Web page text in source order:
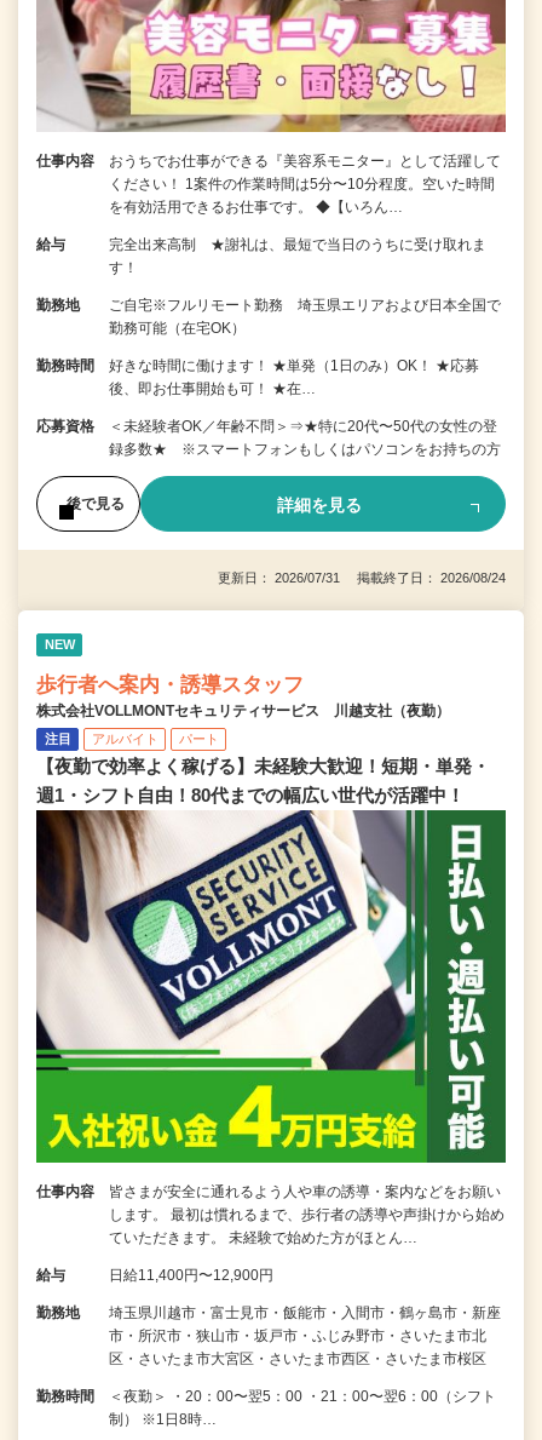
仕事内容
おうちでお仕事ができる『美容系モニター』として活躍して
ください！ 1案件の作業時間は5分〜10分程度。空いた時間
を有効活用できるお仕事です。 ◆【いろん…
給与
完全出来高制 ★謝礼は、最短で当日のうちに受け取れま
す！
勤務地
ご自宅※フルリモート勤務 埼玉県エリアおよび日本全国で
勤務可能（在宅OK）
勤務時間
好きな時間に働けます！ ★単発（1日のみ）OK！ ★応募
後、即お仕事開始も可！ ★在…
応募資格
＜未経験者OK／年齢不問＞⇒★特に20代〜50代の女性の登
録多数★ ※スマートフォンもしくはパソコンをお持ちの方
後で見る 詳細を見る
更新日： 2026/07/31 掲載終了日： 2026/08/24
NEW
歩行者へ案内・誘導スタッフ
株式会社VOLLMONTセキュリティサービス 川越支社（夜勤）
注目 アルバイト パート
【夜勤で効率よく稼げる】未経験大歓迎！短期・単発・
週1・シフト自由！80代までの幅広い世代が活躍中！
仕事内容
皆さまが安全に通れるよう人や車の誘導・案内などをお願い
します。 最初は慣れるまで、歩行者の誘導や声掛けから始め
ていただきます。 未経験で始めた方がほとん…
給与 日給11,400円〜12,900円
勤務地
埼玉県川越市・富士見市・飯能市・入間市・鶴ヶ島市・新座
市・所沢市・狭山市・坂戸市・ふじみ野市・さいたま市北
区・さいたま市大宮区・さいたま市西区・さいたま市桜区
勤務時間
＜夜勤＞ ・20：00〜翌5：00 ・21：00〜翌6：00（シフト
制） ※1日8時…